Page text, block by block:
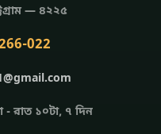
— ৪২২৫
022
- রাত ১০টা, ৭ দিন